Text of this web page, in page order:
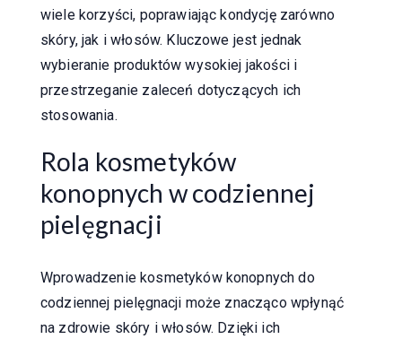
wiele korzyści, poprawiając kondycję zarówno
skóry, jak i włosów. Kluczowe jest jednak
wybieranie produktów wysokiej jakości i
przestrzeganie zaleceń dotyczących ich
stosowania.
Rola kosmetyków
konopnych w codziennej
pielęgnacji
Wprowadzenie kosmetyków konopnych do
codziennej pielęgnacji może znacząco wpłynąć
na zdrowie skóry i włosów. Dzięki ich